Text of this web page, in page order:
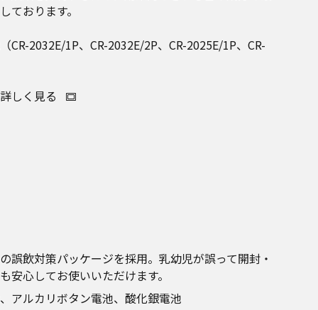
ております。
2032E/1P、CR-2032E/2P、CR-2025E/1P、CR-
しく見る
誤飲対策パッケージを採用。乳幼児が誤って開封・
安心してお使いいただけます。
アルカリボタン電池、酸化銀電池